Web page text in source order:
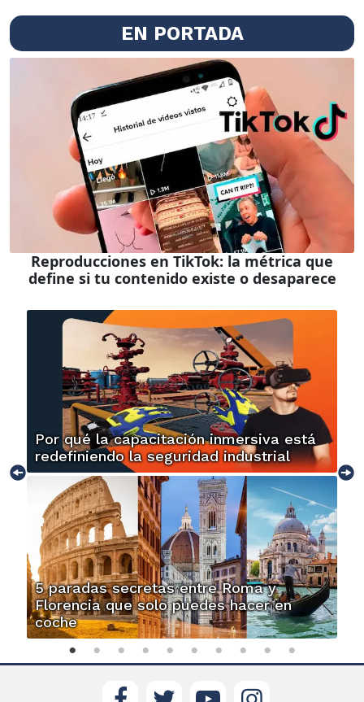
EN PORTADA
Reproducciones en TikTok: la métrica que
define si tu contenido existe o desaparece
Por qué la capacitación inmersiva está
redefiniendo la seguridad industrial
5 paradas secretas entre Roma y
Florencia que solo puedes hacer en
coche